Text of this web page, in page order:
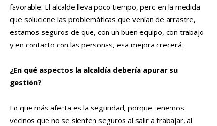
favorable. El alcalde lleva poco tiempo, pero en la medida
que solucione las problemáticas que venían de arrastre,
estamos seguros de que, con un buen equipo, con trabajo
y en contacto con las personas, esa mejora crecerá.
¿En qué aspectos la alcaldía debería apurar su
gestión?
Lo que más afecta es la seguridad, porque tenemos
vecinos que no se sienten seguros al salir a trabajar, al